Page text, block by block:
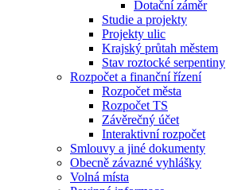
Dotační záměr
Studie a projekty
Projekty ulic
Krajský průtah městem
Stav roztocké serpentiny
Rozpočet a finanční řízení
Rozpočet města
Rozpočet TS
Závěrečný účet
Interaktivní rozpočet
Smlouvy a jiné dokumenty
Obecně závazné vyhlášky
Volná místa